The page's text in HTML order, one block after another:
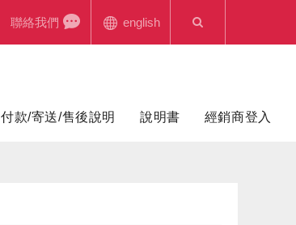
聯絡我們 english
付款/寄送/售後說明 說明書 經銷商登入